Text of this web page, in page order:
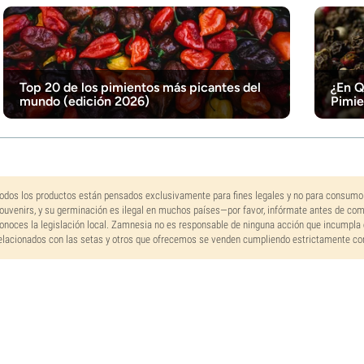
Top 20 de los pimientos más picantes del
mundo (edición 2026)
¿En
los productos están pensados exclusivamente para fines legales y no para
y su germinación es ilegal en muchos países—por favor, infórmate antes de
la legislación local. Zamnesia no es responsable de ninguna acción que
con las setas y otros que ofrecemos se venden cumpliendo estrictamente